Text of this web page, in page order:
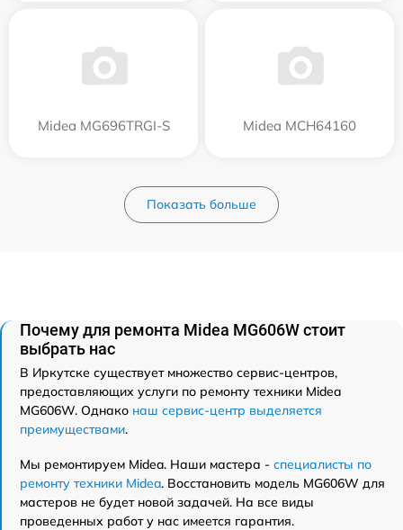
Midea MG696TRGI-S Midea MCH64160
Показать больше
Почему для ремонта Midea MG606W стоит
выбрать нас
В Иркутске существует множество сервис-центров,
предоставляющих услуги по ремонту техники Midea
MG606W. Однако наш сервис-центр выделяется
преимуществами.
Мы ремонтируем Midea. Наши мастера - специалисты по
ремонту техники Midea. Восстановить модель MG606W для
мастеров не будет новой задачей. На все виды
проведенных работ у нас имеется гарантия.